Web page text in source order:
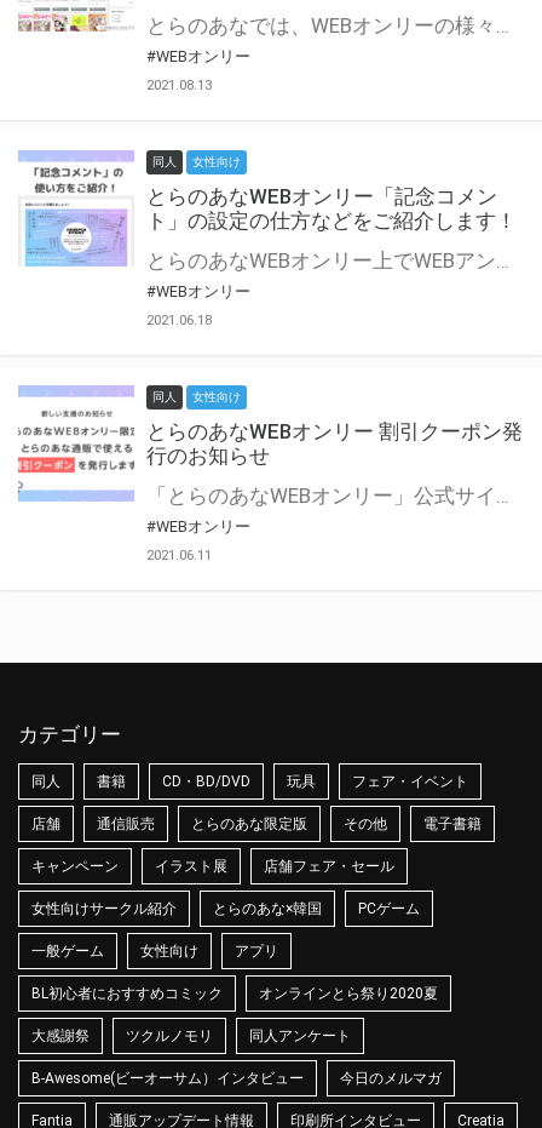
とらのあなでは、WEBオンリーの様々な支援を実施しています。 今回は2021年9月に実装を予定しているアップデート情報についてご紹介いたします。 とらのあなWEBオンリーサイトはこちら
#WEBオンリー
2021.08.13
同人 女性向け
とらのあなWEBオンリー「記念コメン
ト」の設定の仕方などをご紹介します！
とらのあなWEBオンリー上でWEBアンソロジーが作成できる「記念コメント」について、その使い方や作成手順を解説します！ 支援タイプを「サークル参加型」「サークル参加型・マルシェ(イベント会場)機能付き」でお申し込みいただいている主催者様はぜひご活用ください♪ とらのあなWEBオンリーサイトはこちら
#WEBオンリー
2021.06.18
同人 女性向け
とらのあなWEBオンリー 割引クーポン発
行のお知らせ
「とらのあなWEBオンリー」公式サイトでとらのあな通販の「割引クーポン」を配布中！ イベントごとに開催当日限定で使える割引クーポンのシリアルコードを発行します。 とらのあなWEBオンリーのページをチェックして、イベント当日にお得にお買い物を楽しみましょう♪ ※本キャンペーンは予告なく終了する場合がございます。 とらのあなWEBオンリーサイトはこちら
#WEBオンリー
2021.06.11
カテゴリー
同人 書籍 CD・BD/DVD 玩具 フェア・イベント
店舗 通信販売 とらのあな限定版 その他 電子書籍
キャンペーン イラスト展 店舗フェア・セール
女性向けサークル紹介 とらのあな×韓国 PCゲーム
一般ゲーム 女性向け アプリ
BL初心者におすすめコミック オンラインとら祭り2020夏
大感謝祭 ツクルノモリ 同人アンケート
B-Awesome(ビーオーサム）インタビュー 今日のメルマガ
Fantia 通販アップデート情報 印刷所インタビュー Creatia